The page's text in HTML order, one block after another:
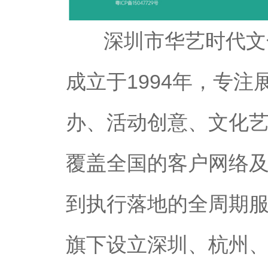
深圳市华艺时代文
成立于1994年，专注
办、活动创意、文化
覆盖全国的客户网络
到执行落地的全周期
旗下设立深圳、杭州